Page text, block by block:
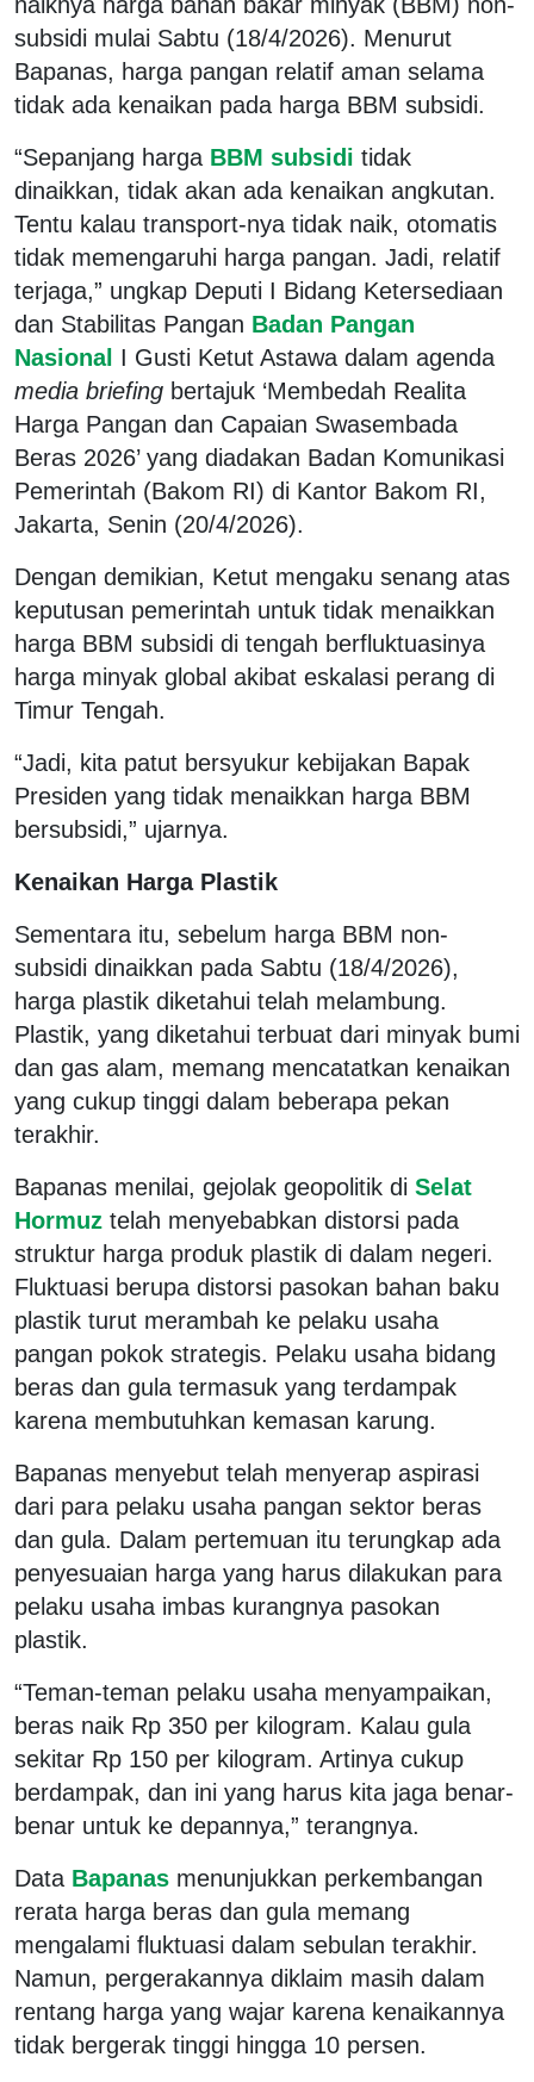
subsidi mulai Sabtu (18/4/2026). Menurut
Bapanas, harga pangan relatif aman selama
tidak ada kenaikan pada harga BBM subsidi.
“Sepanjang harga BBM subsidi tidak
dinaikkan, tidak akan ada kenaikan angkutan.
Tentu kalau transport-nya tidak naik, otomatis
tidak memengaruhi harga pangan. Jadi, relatif
terjaga,” ungkap Deputi I Bidang Ketersediaan
dan Stabilitas Pangan Badan Pangan
Nasional I Gusti Ketut Astawa dalam agenda
media briefing bertajuk ‘Membedah Realita
Harga Pangan dan Capaian Swasembada
Beras 2026’ yang diadakan Badan Komunikasi
Pemerintah (Bakom RI) di Kantor Bakom RI,
Jakarta, Senin (20/4/2026).
Dengan demikian, Ketut mengaku senang atas
keputusan pemerintah untuk tidak menaikkan
harga BBM subsidi di tengah berfluktuasinya
harga minyak global akibat eskalasi perang di
Timur Tengah.
“Jadi, kita patut bersyukur kebijakan Bapak
Presiden yang tidak menaikkan harga BBM
bersubsidi,” ujarnya.
Kenaikan Harga Plastik
Sementara itu, sebelum harga BBM non-
subsidi dinaikkan pada Sabtu (18/4/2026),
harga plastik diketahui telah melambung.
Plastik, yang diketahui terbuat dari minyak bumi
dan gas alam, memang mencatatkan kenaikan
yang cukup tinggi dalam beberapa pekan
terakhir.
Bapanas menilai, gejolak geopolitik di Selat
Hormuz telah menyebabkan distorsi pada
struktur harga produk plastik di dalam negeri.
Fluktuasi berupa distorsi pasokan bahan baku
plastik turut merambah ke pelaku usaha
pangan pokok strategis. Pelaku usaha bidang
beras dan gula termasuk yang terdampak
karena membutuhkan kemasan karung.
Bapanas menyebut telah menyerap aspirasi
dari para pelaku usaha pangan sektor beras
dan gula. Dalam pertemuan itu terungkap ada
penyesuaian harga yang harus dilakukan para
pelaku usaha imbas kurangnya pasokan
plastik.
“Teman-teman pelaku usaha menyampaikan,
beras naik Rp 350 per kilogram. Kalau gula
sekitar Rp 150 per kilogram. Artinya cukup
berdampak, dan ini yang harus kita jaga benar-
benar untuk ke depannya,” terangnya.
Data Bapanas menunjukkan perkembangan
rerata harga beras dan gula memang
mengalami fluktuasi dalam sebulan terakhir.
Namun, pergerakannya diklaim masih dalam
rentang harga yang wajar karena kenaikannya
tidak bergerak tinggi hingga 10 persen.